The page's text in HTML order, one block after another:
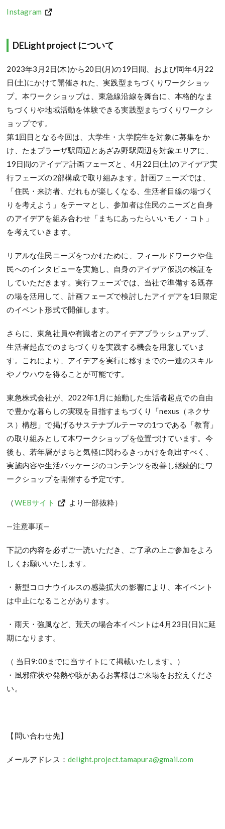
Instagram
DELight project について
2023年3月2日(木)から20日(月)の19日間、および同年4月22
日(土)にかけて開催された、実践型まちづくりワークショッ
プ。本ワークショップは、東急線沿線を舞台に、本格的なま
ちづくりや地域活動を体験できる実践型まちづくりワークシ
ョップです。
第1回目となる今回は、大学生・大学院生を対象に募集をか
け、たまプラーザ駅周辺とあざみ野駅周辺を対象エリアに、
19日間のアイデア計画フェーズと、4月22日(土)のアイデア実
行フェーズの2部構成で取り組みます。計画フェーズでは、
「住民・来訪者、だれもが楽しくなる、生活者目線の場づく
りを考えよう」をテーマとし、参加者は住民のニーズと自身
のアイデアを組み合わせ「まちにあったらいいモノ・コト」
を考えていきます。
リアルな住民ニーズをつかむために、フィールドワークや住
民へのインタビューを実施し、自身のアイデア仮説の検証を
していただきます。実行フェーズでは、当社で準備する既存
の場を活用して、計画フェーズで検討したアイデアを1日限定
のイベント形式で開催します。
さらに、東急社員や有識者とのアイデアブラッシュアップ、
生活者起点でのまちづくりを実践する機会を用意していま
す。これにより、アイデアを実行に移すまでの一連のスキル
やノウハウを得ることが可能です。
東急株式会社が、2022年1月に始動した生活者起点での自由
で豊かな暮らしの実現を目指すまちづくり「nexus（ネクサ
ス）構想」で掲げるサステナブルテーマの1つである「教育」
の取り組みとして本ワークショップを位置づけています。今
後も、若年層がまちと気軽に関わるきっかけを創出すべく、
実施内容や生活パッケージのコンテンツを改善し継続的にワ
ークショップを開催する予定です。
（WEBサイト より一部抜粋）
—注意事項—
下記の内容を必ずご一読いただき、ご了承の上ご参加をよろ
しくお願いいたします。
・新型コロナウイルスの感染拡大の影響により、本イベント
は中止になることがあります。
・雨天・強風など、荒天の場合本イベントは4月23日(日)に延
期になります。
（ 当日9:00までに当サイトにて掲載いたします。）
・風邪症状や発熱や咳があるお客様はご来場をお控えくださ
い。
【問い合わせ先】
メールアドレス：delight.project.tamapura@gmail.com